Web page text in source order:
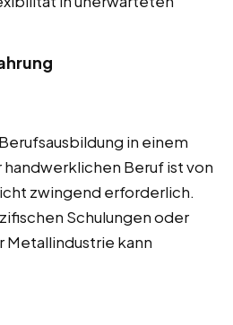
in einem
Beruf ist von
zwingend erforderlich.
Schulungen oder
Metallindustrie kann